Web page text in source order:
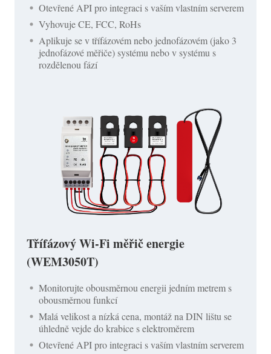
Otevřené API pro integraci s vaším vlastním serverem
Vyhovuje CE, FCC, RoHs
Aplikuje se v třífázovém nebo jednofázovém (jako 3
jednofázové měřiče) systému nebo v systému s
rozdělenou fází
Třífázový Wi-Fi měřič energie
(WEM3050T)
Monitorujte obousměrnou energii jedním metrem s
obousměrnou funkcí
Malá velikost a nízká cena, montáž na DIN lištu se
úhledně vejde do krabice s elektroměrem
Otevřené API pro integraci s vaším vlastním serverem